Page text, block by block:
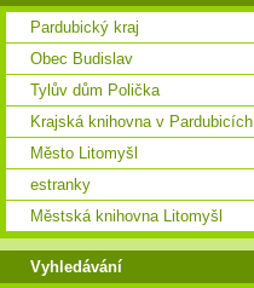
Pardubický kraj
Obec Budislav
Tylův dům Polička
Krajská knihovna v Pardubicích
Město Litomyšl
estranky
Městská knihovna Litomyšl
Vyhledávání